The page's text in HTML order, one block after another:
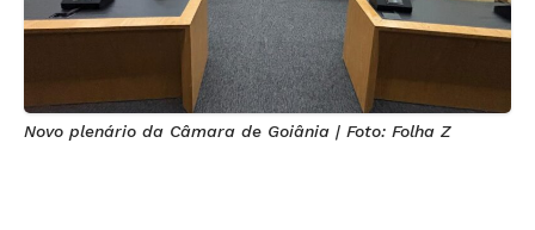
Novo plenário da Câmara de Goiânia | Foto: Folha Z